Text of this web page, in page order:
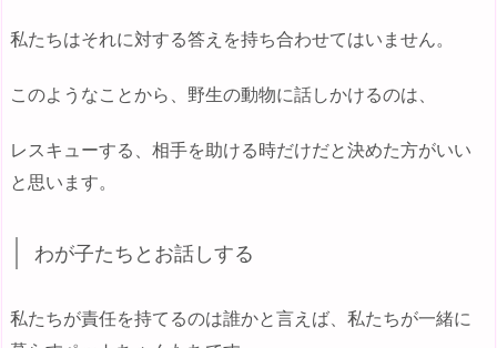
私たちはそれに対する答えを持ち合わせてはいません。
このようなことから、野生の動物に話しかけるのは、
レスキューする、相手を助ける時だけだと決めた方がいい
と思います。
わが子たちとお話しする
私たちが責任を持てるのは誰かと言えば、私たちが一緒に